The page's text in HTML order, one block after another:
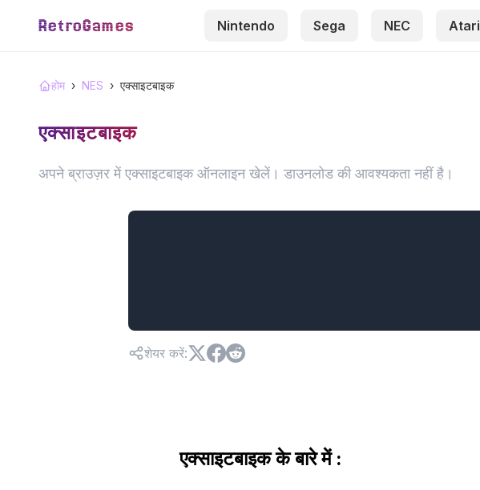
RetroGames Nintendo Sega NEC Atari
होम › NES › एक्साइटबाइक
एक्साइटबाइक
अपने ब्राउज़र में एक्साइटबाइक ऑनलाइन खेलें। डाउनलोड की आवश्यकता नहीं है।
शेयर करें:
एक्साइटबाइक के बारे में :